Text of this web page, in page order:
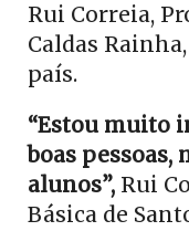
Rui Correia,
Caldas
país.
“Estou muito
boas pessoas,
alunos”, Rui
Básica de